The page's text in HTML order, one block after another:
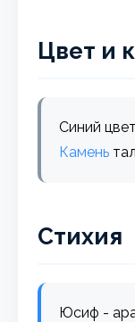
Цвет и
Синий
Камень
Стихия
Юсиф -